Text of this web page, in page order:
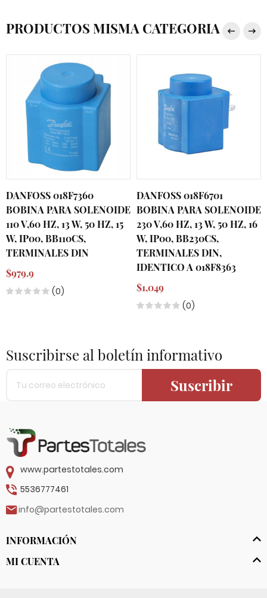
PRODUCTOS MISMA CATEGORIA
DANFOSS 018F7360
BOBINA PARA SOLENOIDE
110 V,60 HZ, 13 W, 50 HZ, 15
W, IP00, BB110CS,
TERMINALES DIN
$979.9
(0)
DANFOSS 018F6701
BOBINA PARA SOLENOIDE
230 V,60 HZ, 13 W, 50 HZ, 16
W, IP00, BB230CS,
TERMINALES DIN,
IDENTICO A 018F8363
$1,049
(0)
Suscribirse al boletín informativo
Suscribir
www.partestotales.com
5536777461
info@partestotales.com
INFORMACIÓN
MI CUENTA